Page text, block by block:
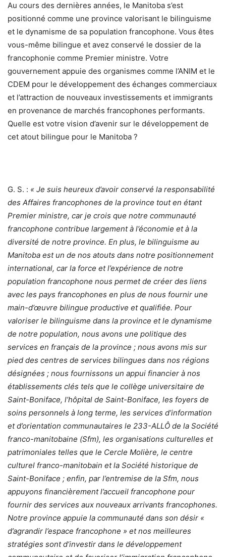
Au cours des dernières années, le Manitoba s’est
positionné comme une province valorisant le bilinguisme
et le dynamisme de sa population francophone. Vous êtes
vous-même bilingue et avez conservé le dossier de la
francophonie comme Premier ministre. Votre
gouvernement appuie des organismes comme l’ANIM et le
CDEM pour le développement des échanges commerciaux
et l’attraction de nouveaux investissements et immigrants
en provenance de marchés francophones performants.
Quelle est votre vision d’avenir sur le développement de
cet atout bilingue pour le Manitoba ?
G. S. : « Je suis heureux d’avoir conservé la responsabilité
des Affaires francophones de la province tout en étant
Premier ministre, car je crois que notre communauté
francophone contribue largement à l’économie et à la
diversité de notre province. En plus, le bilinguisme au
Manitoba est un de nos atouts dans notre positionnement
international, car la force et l’expérience de notre
population francophone nous permet de créer des liens
avec les pays francophones en plus de nous fournir une
main-d’œuvre bilingue productive et qualifiée. Pour
valoriser le bilinguisme dans la province et le dynamisme
de notre population, nous avons une politique des
services en français de la province ; nous avons mis sur
pied des centres de services bilingues dans nos régions
désignées ; nous fournissons un appui financier à nos
établissements clés tels que le collège universitaire de
Saint-Boniface, l’hôpital de Saint-Boniface, les foyers de
soins personnels à long terme, les services d’information
et d’orientation communautaires le 233-ALLÔ de la Société
franco-manitobaine (Sfm), les organisations culturelles et
patrimoniales telles que le Cercle Molière, le centre
culturel franco-manitobain et la Société historique de
Saint-Boniface ; enfin, par l’entremise de la Sfm, nous
appuyons financièrement l’accueil francophone pour
fournir des services aux nouveaux arrivants francophones.
Notre province appuie la communauté dans son désir «
d’agrandir l’espace francophone » et nos meilleures
stratégies sont d’investir dans le développement